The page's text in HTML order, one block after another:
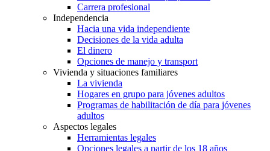
Carrera profesional
Independencia
Hacia una vida independiente
Decisiones de la vida adulta
El dinero
Opciones de manejo y transport
Vivienda y situaciones familiares
La vivienda
Hogares en grupo para jóvenes adultos
Programas de habilitación de día para jóvenes
adultos
Aspectos legales
Herramientas legales
Opciones legales a partir de los 18 años